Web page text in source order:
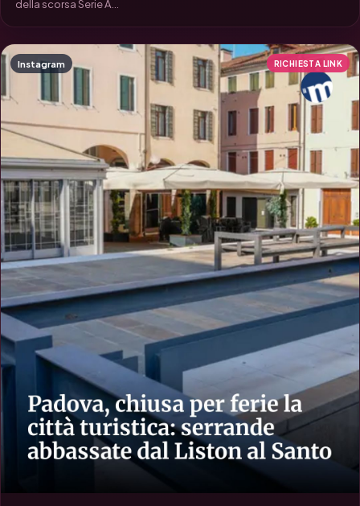
della scorsa Serie A...
Instagram RICHIESTA LINK